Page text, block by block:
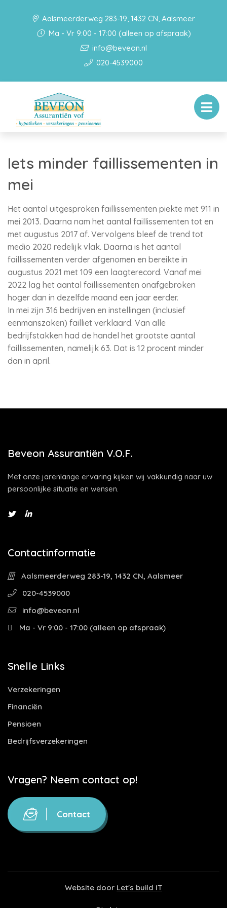
Aalsmeerderweg 283-19, 1432 CN, Aalsmeer
Ma - Vr 9:00 - 17:00 (alleen op afspraak)
info@beveon.nl
020-4539000
Iets minder faillissementen in
mei
Het aantal uitgesproken faillissementen piekte met 911 in
mei 2013. Daarna nam het aantal faillissementen tot en
met augustus 2017 af. Vervolgens bleef de trend tot
medio 2020 redelijk vlak. Daarna is het aantal
faillissementen verder afgenomen en bereikte in
augustus 2021 met 109 een laagterecord. Vanaf mei
2022 lag het aantal faillissementen onafgebroken
hoger dan in dezelfde maand een jaar eerder.
In mei zijn 316 bedrijven en instellingen (inclusief
eenmanszaken) failliet verklaard. Van alle
bedrijfstakken had de handel het grootste aantal
faillissementen, namelijk 63. Dat is 12 procent minder
dan in april.
Beveon Assurantiën V.O.F.
Met onze jarenlange ervaring kijken wij vakkundig naar uw
persoonlijke situatie en wensen.
Contactinformatie
Aalsmeerderweg 283-19, 1432 CN, Aalsmeer
020-4539000
info@beveon.nl
Ma - Vr 9:00 - 17:00 (alleen op afspraak)
Snelle Links
Verzekeringen
Financiën
Pensioen
Bedrijfsverzekeringen
Vragen? Neem contact op!
Contact
Website door Let's build IT